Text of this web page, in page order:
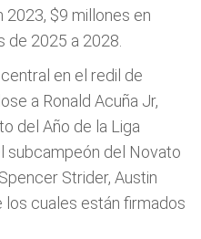
2023, $9 millones en
de 2025 a 2028.
en el redil de
a Ronald Acuña Jr,
del Año de la Liga
subcampeón del Novato
Strider, Austin
los cuales están firmados